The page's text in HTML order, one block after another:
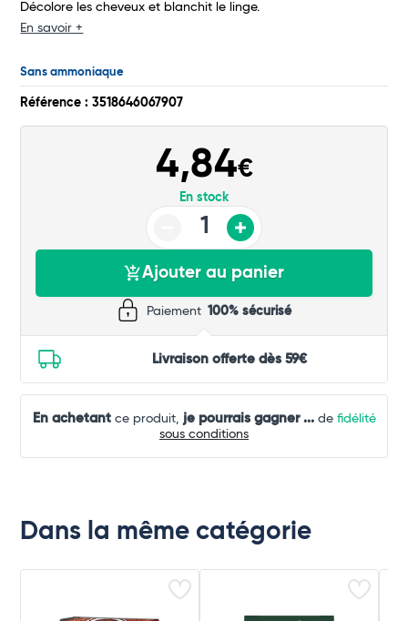
Total
Décolore les cheveux et blanchit le linge.
En savoir +
Sans ammoniaque
Référence : 3518646067907
4,84€
En stock
Ajouter au panier
Paiement 100% sécurisé
Livraison offerte dès 59€
En achetantce produit, je pourrais gagner ...de fidélité
sous conditions
Dans la même catégorie